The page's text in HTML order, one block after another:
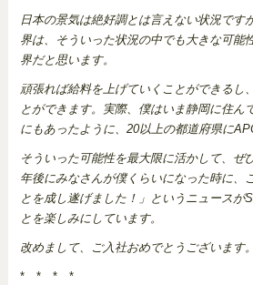
日本の景気は絶好調とは言えない状況です
界は、そういった状況の中でも大きな可能
界だと思います。
頑張れば給料を上げていくことができるし
とができます。実際、僕はいま静岡に住ん
にもあったように、20以上の都道府県に
そういった可能性を最大限に活かして、ぜ
年後にみなさんが僕くらいになった時に、
とを成し遂げました！」というニュースが
とを楽しみにしています。
改めまして、ご入社おめでとうございます。
* * * *